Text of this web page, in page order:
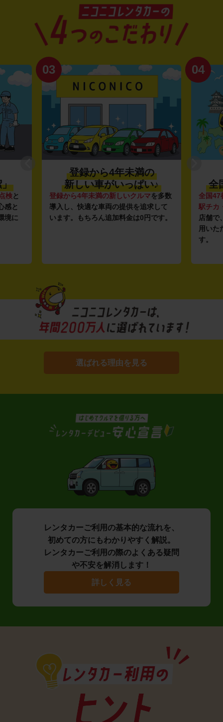
」
検と
感と
境に
03
登録から4年未満の
新しい車がいっぱい♪
登録から4年未満の新しいクルマを多数
導入し、快適な車両の提供を追求して
います。もちろん追加料金は0円です。
04
全
全国47
駅チカ
店舗で
用いた
す。
選ばれる理由を見る
レンタカーご利用の基本的な流れを、
初めての方にもわかりやすく解説。
レンタカーご利用の際のよくある疑問
や不安を解消します！
詳しく見る